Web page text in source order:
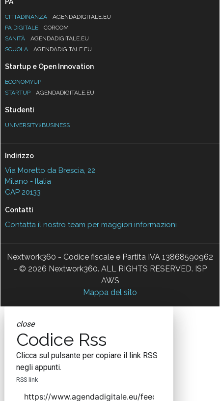
CITTADINANZA
AGENDADIGITALE.EU
PA DIGITALE
CORCOM
SANITÀ
AGENDADIGITALE.EU
SCUOLA
AGENDADIGITALE.EU
Startup e Open Innovation
ECONOMYUP
STARTUP
AGENDADIGITALE.EU
Studenti
UNIVERSITY2BUSINESS
Indirizzo
Via Moretto da Brescia, 22
Milano - Italia
CAP 20133
Contatti
Contatta il nostro team per maggiori informazioni
Nextwork360 - Codice fiscale e Partita IVA 13868590962
- © 2026 Nextwork360. ALL RIGHTS RESERVED. ISP
AWS
Mappa del sito
close
Codice Rss
Clicca sul pulsante per copiare il link RSS
negli appunti.
RSS link